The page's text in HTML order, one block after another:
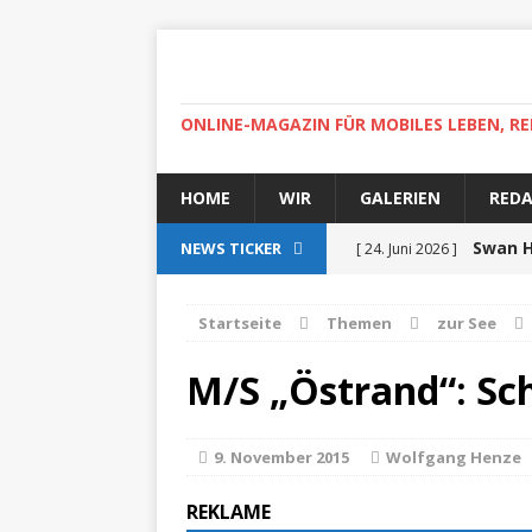
ONLINE-MAGAZIN FÜR MOBILES LEBEN,
HOME WIR GALERIEN
NEWS TICKER [ 24. Juni 2026 ] Swan
[ 30. April 2022 ] High-
Helgoland ZUR SEE
Startseite Themen zur See
M/S „Östrand“:
9. November 2015 Wolfgang Henze
REKLAME